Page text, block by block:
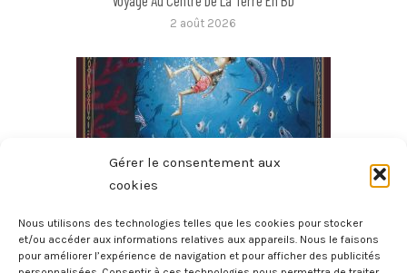
Gérer le consentement aux
cookies
Nous utilisons des technologies telles que les cookies pour stocker
et/ou accéder aux informations relatives aux appareils. Nous le faisons
pour améliorer l’expérience de navigation et pour afficher des publicités
2 août 2026
Les Aventures De Pinocchio